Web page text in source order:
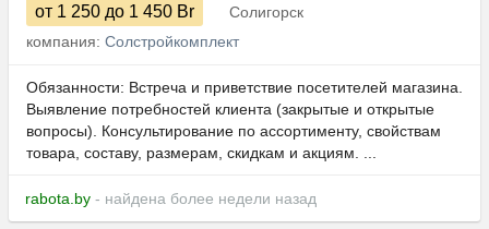
от 1 250 до 1 450 Br
Солигорск
компания: Солстройкомплект
Обязанности: Встреча и приветствие посетителей магазина.
Выявление потребностей клиента (закрытые и открытые
вопросы). Консультирование по ассортименту, свойствам
товара, составу, размерам, скидкам и акциям. ...
rabota.by - найдена более недели назад